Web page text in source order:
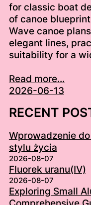
for classic boat
of canoe
Wave canoe
elegant lines,
suitability for a
Read more...
2026-06-13
RECENT
Wprowadzenie
stylu życia
2026-08-07
Fluorek uranu(IV)
2026-08-07
Exploring Small